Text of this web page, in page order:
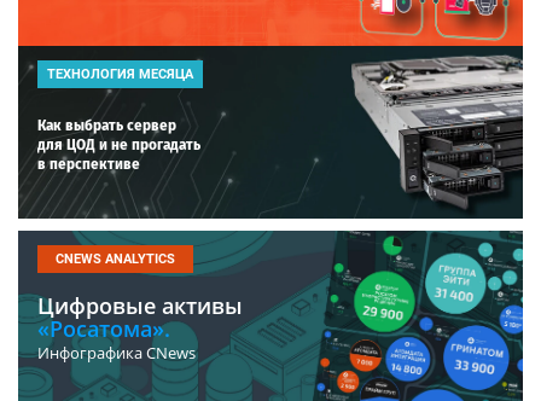
ТЕХНОЛОГИЯ МЕСЯЦА
Как выбрать сервер
для ЦОД и не прогадать
в перспективе
CNEWS ANALYTICS
Цифровые активы
«Росатома».
Инфографика CNews